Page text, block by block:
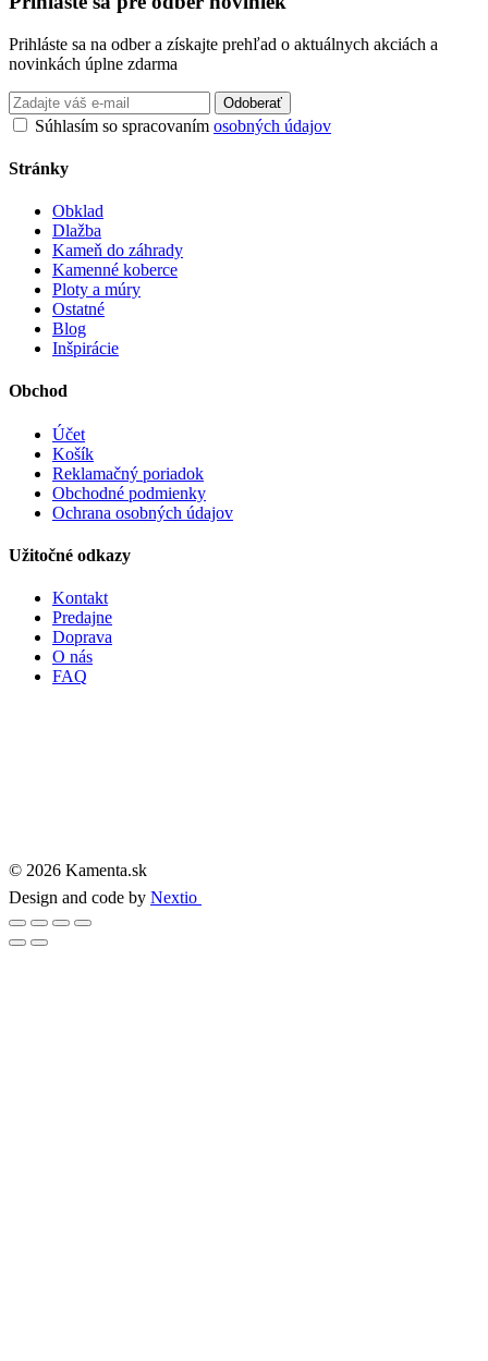
Prihláste sa na odber a získajte prehľad o aktuálnych akciách a
novinkách úplne zdarma
Odoberať
Súhlasím so spracovaním osobných údajov
Stránky
Obklad
Dlažba
Kameň do záhrady
Kamenné koberce
Ploty a múry
Ostatné
Blog
Inšpirácie
Obchod
Účet
Košík
Reklamačný poriadok
Obchodné podmienky
Ochrana osobných údajov
Užitočné odkazy
Kontakt
Predajne
Doprava
O nás
FAQ
© 2026 Kamenta.sk
Design and code by Nextio